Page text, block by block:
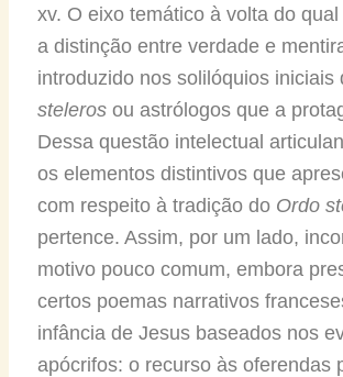
xv. O eixo temático à volta do
a distinção entre verdade e
introduzido nos solilóquios iniciais
steleros ou astrólogos que a
Dessa questão intelectual
os elementos distintivos que
com respeito à tradição do Ordo
pertence. Assim, por um lado,
motivo pouco comum, embora
certos poemas narrativos
infância de Jesus baseados nos
apócrifos: o recurso às oferendas